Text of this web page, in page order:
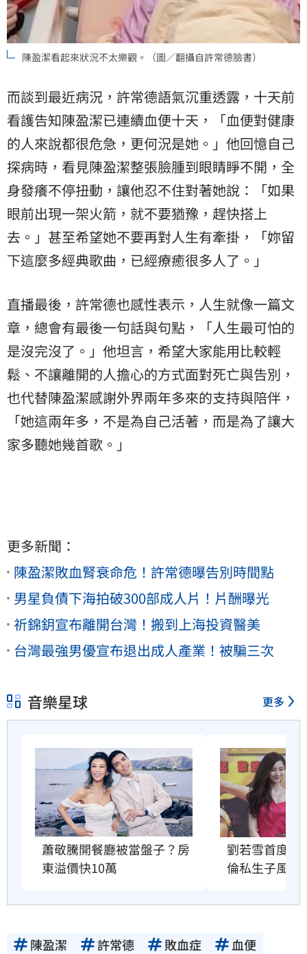
陳盈潔看起來狀況不太樂觀。（圖／翻攝自許常德臉書）
而談到最近病況，許常德語氣沉重透露，十天前
看護告知陳盈潔已連續血便十天，「血便對健康
的人來說都很危急，更何況是她。」他回憶自己
探病時，看見陳盈潔整張臉腫到眼睛睜不開，全
身發癢不停扭動，讓他忍不住對著她說：「如果
眼前出現一架火箭，就不要猶豫，趕快搭上
去。」甚至希望她不要再對人生有牽掛，「妳留
下這麼多經典歌曲，已經療癒很多人了。」
直播最後，許常德也感性表示，人生就像一篇文
章，總會有最後一句話與句點，「人生最可怕的
是沒完沒了。」他坦言，希望大家能用比較輕
鬆、不讓離開的人擔心的方式面對死亡與告別，
也代替陳盈潔感謝外界兩年多來的支持與陪伴，
「她這兩年多，不是為自己活著，而是為了讓大
家多聽她幾首歌。」
更多新聞：
陳盈潔敗血腎衰命危！許常德曝告別時間點
男星負債下海拍破300部成人片！片酬曝光
祈錦鈅宣布離開台灣！搬到上海投資醫美
台灣最強男優宣布退出成人產業！被騙三次
音樂星球 更多
蕭敬騰開餐廳被當盤子？房
東溢價快10萬
劉若雪首度回
倫私生子風波
陳盈潔 許常德 敗血症
血便